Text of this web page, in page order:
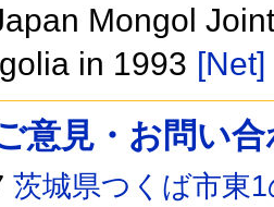
Mongol
in 1993 [Net]
意見・お問い
茨城県つくば市東